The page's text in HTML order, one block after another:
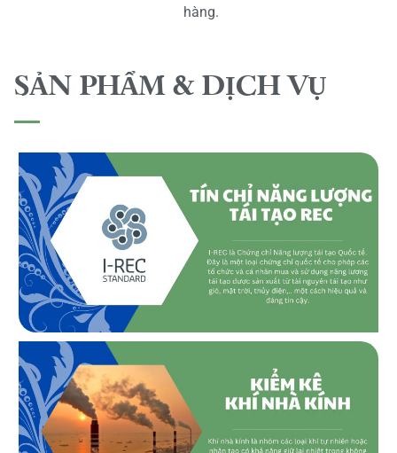
hàng.
SẢN PHẨM & DỊCH VỤ